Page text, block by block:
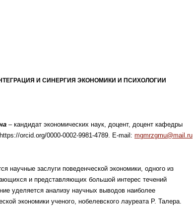
И СИНЕРГИЯ ЭКОНОМИКИ И ПСИХОЛОГИИ
– кандидат экономических наук, доцент, доцент кафедры
orcid.org/0000-0002-9981-4789. E-mail: mgmrzgmu@mail.ru
научные заслуги поведенческой экономики, одного из
и представляющих большой интерес течений
уделяется анализу научных выводов наиболее
экономики ученого, нобелевского лауреата Р. Талера.